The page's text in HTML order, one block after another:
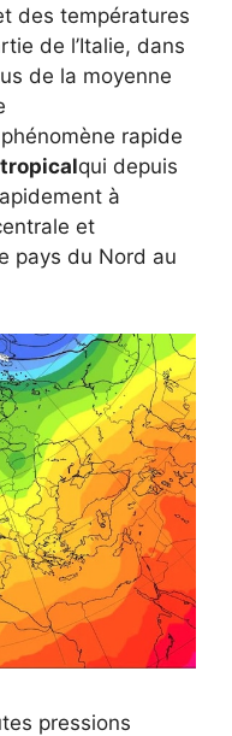
des températures
de l’Italie, dans
de la moyenne
rapide
qui depuis
à
et
pays du Nord au
pressions